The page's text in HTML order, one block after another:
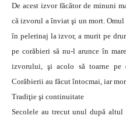
De acest izvor făcător de minuni
că izvorul a înviat şi un mort.
în pelerinaj la izvor, a murit pe
pe corăbieri să nu-l arunce în
izvorului, şi acolo să toarne
Corăbierii au făcut întocmai, iar
Tradiţie şi continuitate
Secolele au trecut unul după